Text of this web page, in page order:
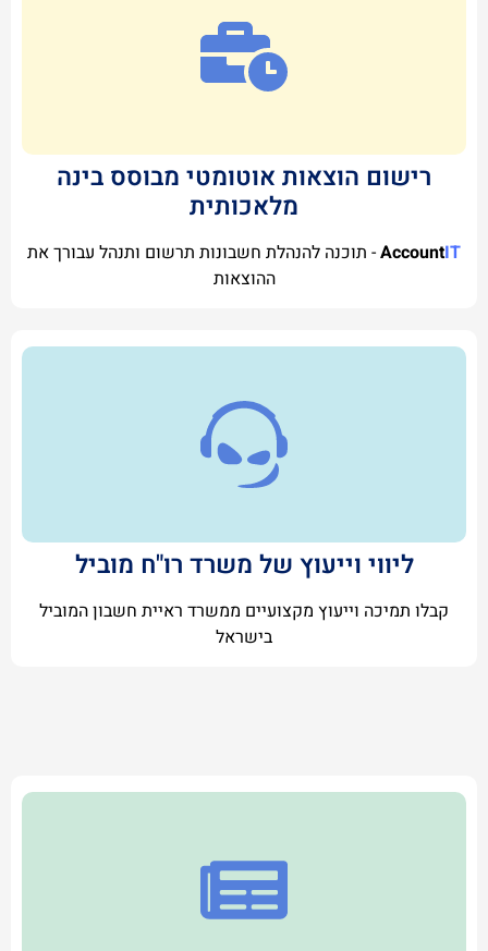
רישום הוצאות אוטומטי מבוסס בינה
מלאכותית
AccountIT
- תוכנה להנהלת חשבונות תרשום ותנהל עבורך את
ההוצאות
ליווי וייעוץ של משרד רו"ח מוביל
קבלו תמיכה וייעוץ מקצועיים ממשרד ראיית חשבון המוביל
בישראל